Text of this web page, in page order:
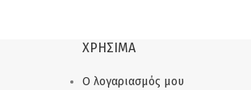
ΧΡΗΣΙΜΑ
Ο λογαριασμός μου